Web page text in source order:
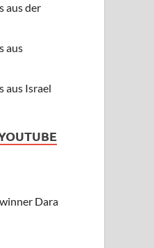
aus der
aus
aus Israel
Dara